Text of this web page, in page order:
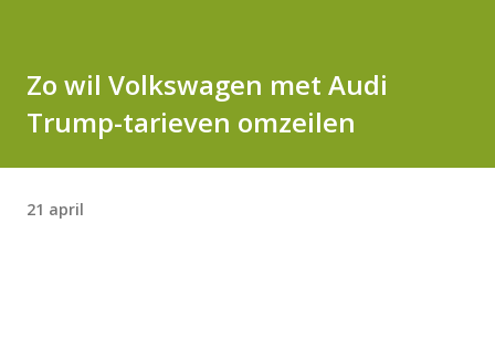
Zo wil Volkswagen met Audi
Trump-tarieven omzeilen
21 april